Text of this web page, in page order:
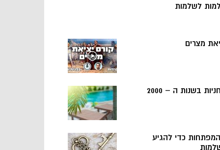
לשלמות
מצרים
בשנות ה – 2000
5 המפתחות כדי להגיע